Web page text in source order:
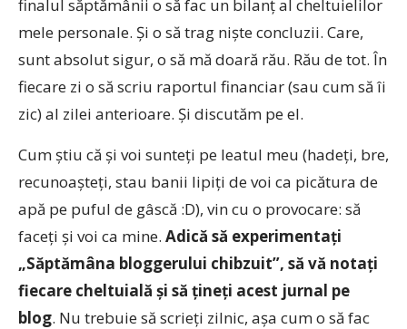
finalul săptămânii o să fac un bilanţ al cheltuielilor
mele personale. Şi o să trag nişte concluzii. Care,
sunt absolut sigur, o să mă doară rău. Rău de tot. În
fiecare zi o să scriu raportul financiar (sau cum să îi
zic) al zilei anterioare. Şi discutăm pe el.
Cum ştiu că şi voi sunteţi pe leatul meu (hadeţi, bre,
recunoaşteţi, stau banii lipiţi de voi ca picătura de
apă pe puful de gâscă :D), vin cu o provocare: să
faceţi şi voi ca mine. Adică să experimentaţi
„Săptămâna bloggerului chibzuit”, să vă notaţi
fiecare cheltuială şi să ţineţi acest jurnal pe
blog. Nu trebuie să scrieţi zilnic, aşa cum o să fac